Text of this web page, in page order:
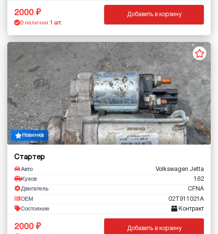
2000
В наличии: 1 шт.
Добавить в корзину
Новинка
Стартер
Авто Volkswagen Jetta
Кузов 162
Двигатель CFNA
OEM 02T911021A
Состояние Контракт
2000 Добавить в корзину